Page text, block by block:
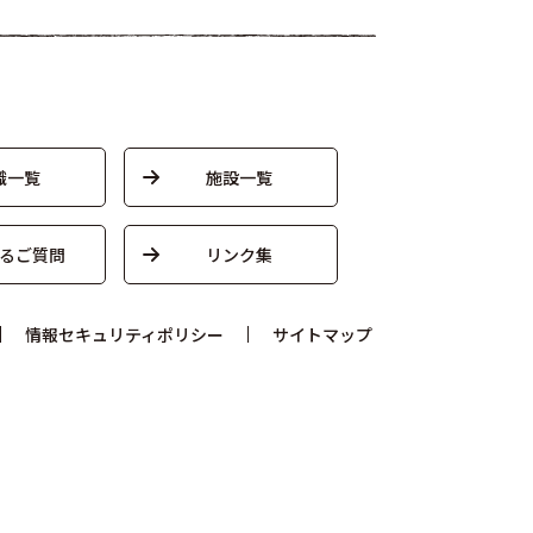
一覧 施設一覧
ご質問 リンク集
情報セキュリティポリシー サイトマップ